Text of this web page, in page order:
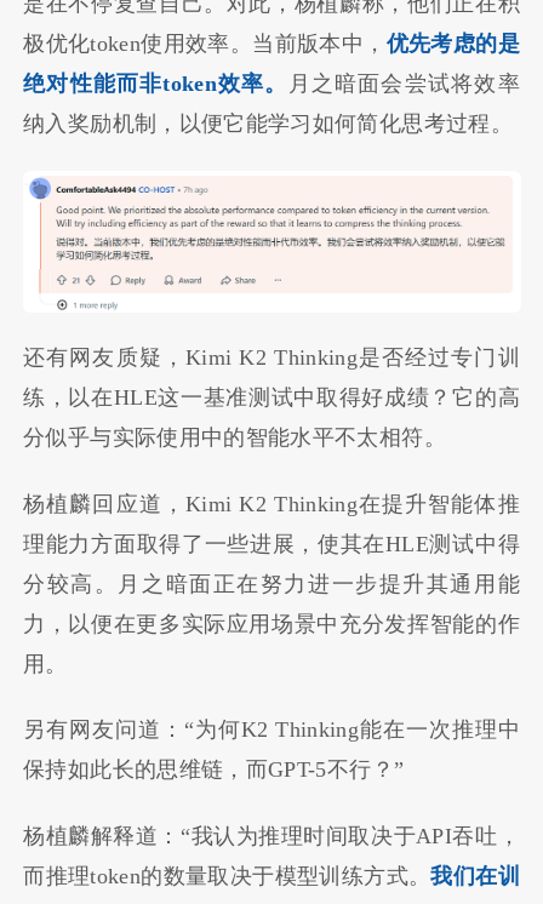
极优化token使用效率。当前版本中， 优先考虑的是
绝对性能而非token效率。
月之暗面会尝试将效率
纳入奖励机制，以便它能学习如何简化思考过程。
还有网友质疑，Kimi K2 Thinking是否经过专门训
练，以在HLE这一基准测试中取得好成绩？它的高
分似乎与实际使用中的智能水平不太相符。
杨植麟回应道，Kimi K2 Thinking在提升智能体推
理能力方面取得了一些进展，使其在HLE测试中得
分较高。月之暗面正在努力进一步提升其通用能
力，以便在更多实际应用场景中充分发挥智能的作
用。
另有网友问道：“为何K2 Thinking能在一次推理中
保持如此长的思维链，而GPT-5不行？”
杨植麟解释道：“我认为推理时间取决于API吞吐，
而推理token的数量取决于模型训练方式。我们在训